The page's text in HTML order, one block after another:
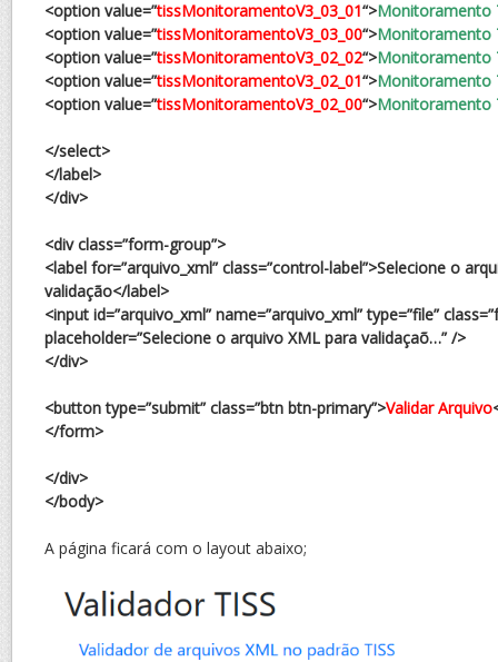
<option value=”tissMonitoramentoV3_03_01“>Monitoramento
<option value=”tissMonitoramentoV3_03_00“>Monitoramento
<option value=”tissMonitoramentoV3_02_02“>Monitoramento
<option value=”tissMonitoramentoV3_02_01“>Monitoramento
<option value=”tissMonitoramentoV3_02_00“>Monitoramento
</select>
</label>
</div>
<div class=”form-group”>
<label for=”arquivo_xml” class=”control-label”>Selecione o
validação</label>
<input id=”arquivo_xml” name=”arquivo_xml” type=”file”
placeholder=”Selecione o arquivo XML para validaçaõ…” />
</div>
<button type=”submit” class=”btn btn-primary”>Validar Arquivo
</form>
</div>
</body>
A página ficará com o layout abaixo;